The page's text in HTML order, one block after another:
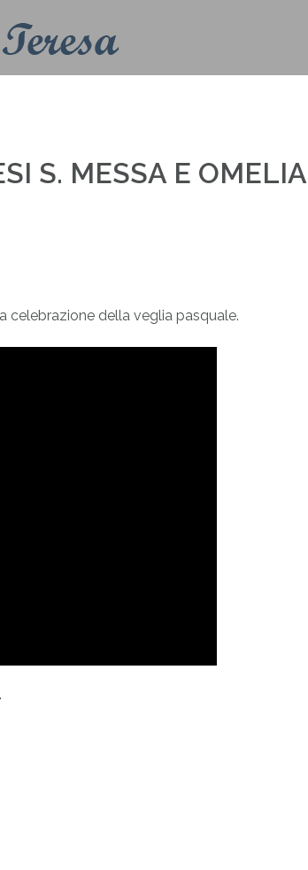
S. MESSA E OMELIA
celebrazione della veglia pasquale.